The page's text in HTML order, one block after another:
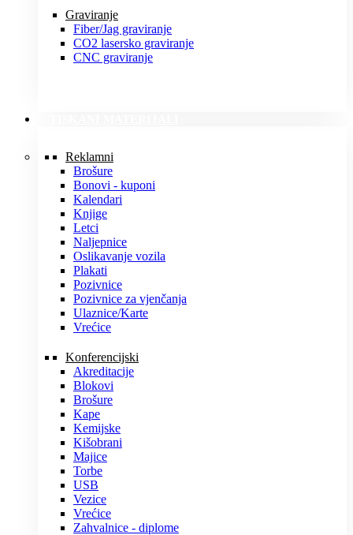
Graviranje
Fiber/Jag graviranje
CO2 lasersko graviranje
CNC graviranje
Reklamni
Brošure
Bonovi - kuponi
Kalendari
Knjige
Letci
Naljepnice
Oslikavanje vozila
Plakati
Pozivnice
Pozivnice za vjenčanja
Ulaznice/Karte
Vrećice
Konferencijski
Akreditacije
Blokovi
Brošure
Kape
Kemijske
Kišobrani
Majice
Torbe
USB
Vezice
Vrećice
Zahvalnice - diplome